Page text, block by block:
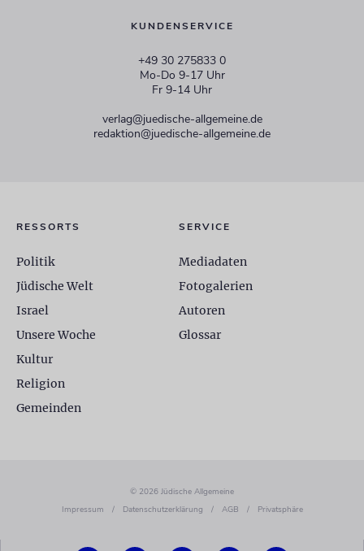
KUNDENSERVICE
+49 30 275833 0
Mo-Do 9-17 Uhr
Fr 9-14 Uhr
verlag@juedische-allgemeine.de
redaktion@juedische-allgemeine.de
RESSORTS
Politik
Jüdische Welt
Israel
Unsere Woche
Kultur
Religion
Gemeinden
SERVICE
Mediadaten
Fotogalerien
Autoren
Glossar
© 2026 Jüdische Allgemeine
Impressum
/ Datenschutzerklärung / AGB / Privatsphäre